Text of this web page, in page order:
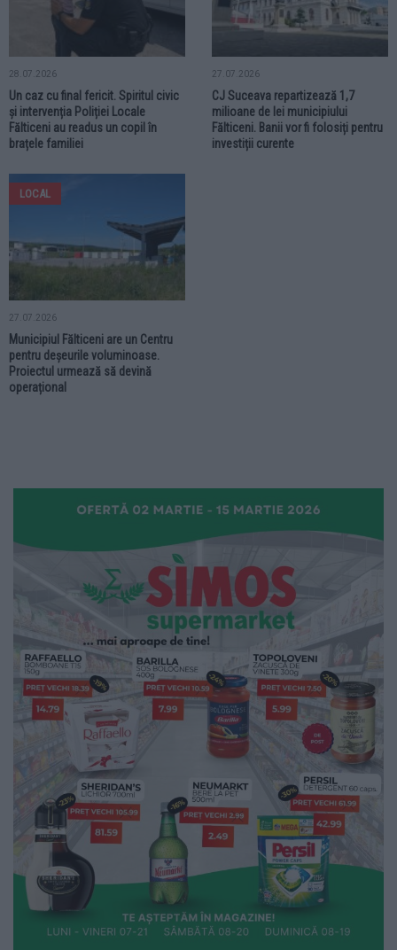
28.07.2026
Un caz cu final fericit. Spiritul civic
și intervenția Poliției Locale
Fălticeni au readus un copil în
brațele familiei
27.07.2026
CJ Suceava repartizează 1,7
milioane de lei municipiului
Fălticeni. Banii vor fi folosiți pentru
investiții curente
LOCAL
27.07.2026
Municipiul Fălticeni are un Centru
pentru deșeurile voluminoase.
Proiectul urmează să devină
operațional